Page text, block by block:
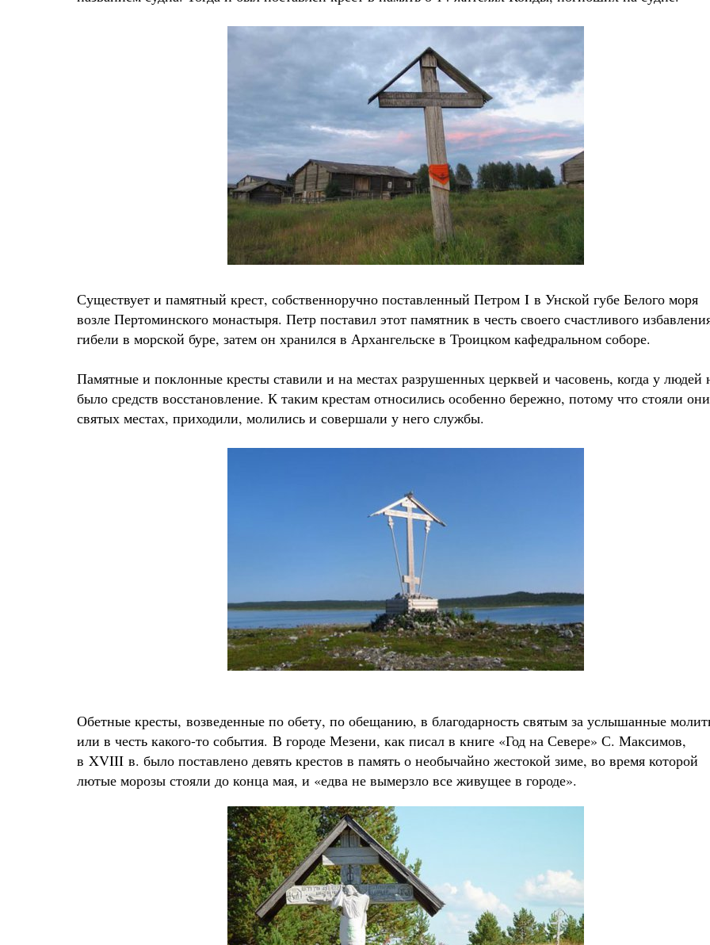
Существует и памятный крест, собственноручно поставленный Петром I в Унской губе Белого моря
возле Пертоминского монастыря. Петр поставил этот памятник в честь своего счастливого
гибели в морской буре, затем он хранился в Архангельске в Троицком кафедральном соборе.
Памятные и поклонные кресты ставили и на местах разрушенных церквей и часовень, когда у людей
было средств восстановление. К таким крестам относились особенно бережно, потому что стояли
святых местах, приходили, молились и совершали у него службы.
Обетные кресты, возведенные по обету, по обещанию, в благодарность святым за услышанные
или в честь какого-то события. В городе Мезени, как писал в книге «Год на Севере» С. Максимов,
в XVIII в. было поставлено девять крестов в память о необычайно жестокой зиме, во время которой
лютые морозы стояли до конца мая, и «едва не вымерзло все живущее в городе».